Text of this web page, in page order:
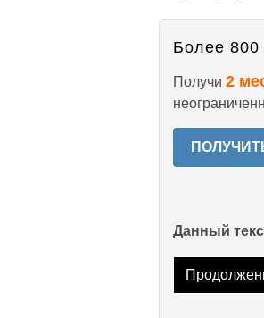
Более 800
Получи 2
Данный